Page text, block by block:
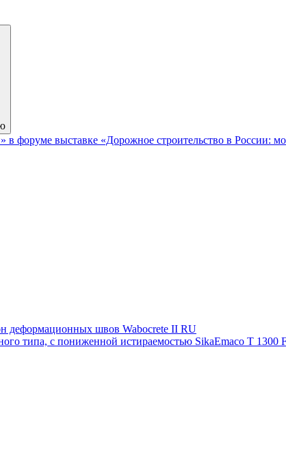
форуме выставке «Дорожное строительство в России:
деформационных швов Waboсrete II RU
типа, с пониженной истираемостью SikaEmaco T 1300